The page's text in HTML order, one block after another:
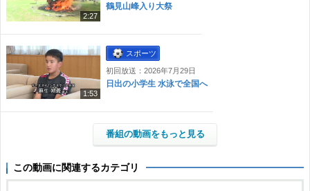
2:27
鶴見山峰入り大祭
1:53
スポーツ
初回放送：2026年7月29日
日出の小学生 水泳で全国へ
番組の動画をもっと見る
この動画に関連するカテゴリ